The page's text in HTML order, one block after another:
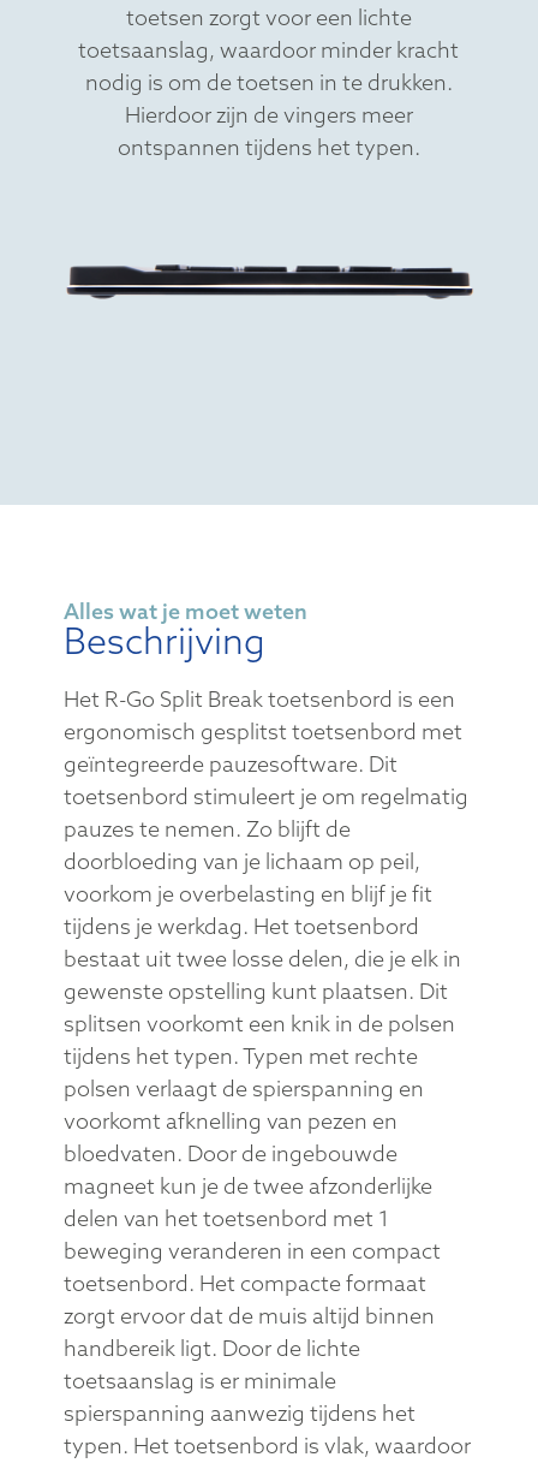
Ultradun design
Dun toetsenbord met
lichte toetsaanslag
Het Split toetsenbord is ultradun, zodat
toetsen zorgt voor een lichte
toetsaanslag, waardoor minder kracht
Alles wat je moet weten
Beschrijving
Het R-Go Split Break toetsenbord is een
ergonomisch gesplitst toetsenbord met
geïntegreerde pauzesoftware. Dit
toetsenbord stimuleert je om regelmatig
pauzes te nemen. Zo blijft de
doorbloeding van je lichaam op peil,
voorkom je overbelasting en blijf je fit
tijdens je werkdag. Het toetsenbord
bestaat uit twee losse delen, die je elk in
gewenste opstelling kunt plaatsen. Dit
splitsen voorkomt een knik in de polsen
tijdens het typen. Typen met rechte
polsen verlaagt de spierspanning en
voorkomt afknelling van pezen en
bloedvaten. Door de ingebouwde
magneet kun je de twee afzonderlijke